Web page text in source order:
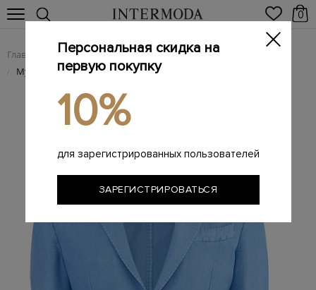
0
Главная Мужчинам / Одежда / Пиджаки
/ Мужские пиджаки
Персональная скидка на
первую покупку
10%
для зарегистрированных пользователей
ЗАРЕГИСТРИРОВАТЬСЯ